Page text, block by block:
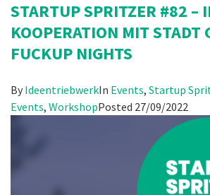
STARTUP SPRITZER #82 –
KOOPERATION MIT STADT
FUCKUP NIGHTS
By IdeentriebwerkIn Events, Startup
Events, WorkshopPosted 27/09/2022